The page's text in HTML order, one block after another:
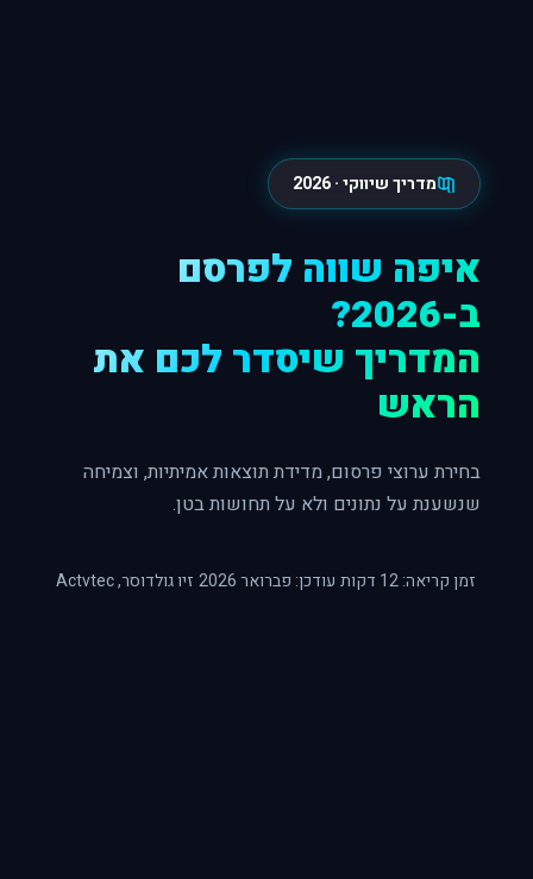
מדריך שיווקי · 2026
איפה שווה לפרסם
ב-2026?
המדריך שיסדר לכם את
הראש
בחירת ערוצי פרסום, מדידת תוצאות אמיתיות, וצמיחה
שנשענת על נתונים ולא על תחושות בטן.
זמן קריאה: 12 דקות עודכן: פברואר 2026 זיו גולדוסר, Actvtec